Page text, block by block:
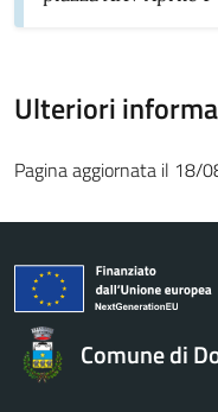
Ulteriori
Pagina aggiornata il 18/
Comune di